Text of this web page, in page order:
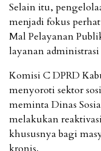
Selain itu,
menjadi fokus
Mal Pelayanan
layanan
Komisi C DPRD
menyoroti sektor
meminta Dinas
melakukan
khususnya bagi